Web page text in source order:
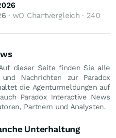
· wO Chartvergleich · 240
dieser Seite finden Sie alle
Nachrichten zur Paradox
die Agenturmeldungen auf
Paradox Interactive News
Partnern und Analysten.
Unterhaltung